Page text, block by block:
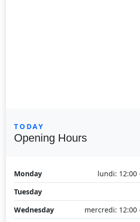
TODAY
Opening Hours
Monday
lundi: 12:00
Tuesday
Wednesday
mercredi: 12:00